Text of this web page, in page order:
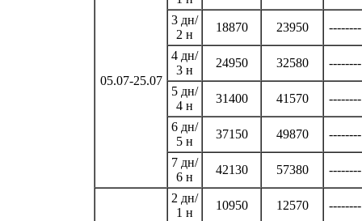
05.07-25.07
3 дн/
2 н
18870 23950 --------
4 дн/
3 н
24950 32580 --------
5 дн/
4 н
31400 41570 --------
6 дн/
5 н
37150 49870 --------
7 дн/
6 н
42130 57380 --------
2 дн/
1 н
10950 12570 --------